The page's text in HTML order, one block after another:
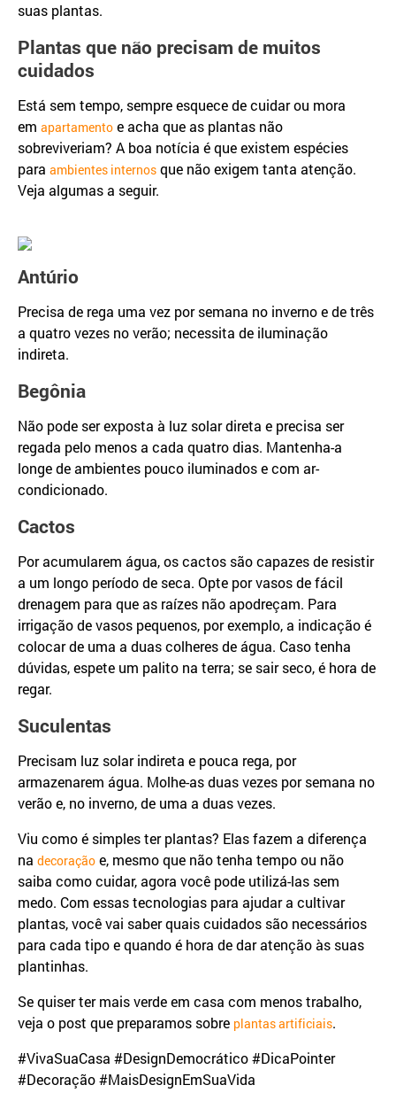
suas plantas.
Plantas que não precisam de muitos
cuidados
Está sem tempo, sempre esquece de cuidar ou mora
em apartamento e acha que as plantas não
sobreviveriam? A boa notícia é que existem espécies
para ambientes internos que não exigem tanta atenção.
Veja algumas a seguir.
Antúrio
Precisa de rega uma vez por semana no inverno e de três
a quatro vezes no verão; necessita de iluminação
indireta.
Begônia
Não pode ser exposta à luz solar direta e precisa ser
regada pelo menos a cada quatro dias. Mantenha-a
longe de ambientes pouco iluminados e com ar-
condicionado.
Cactos
Por acumularem água, os cactos são capazes de resistir
a um longo período de seca. Opte por vasos de fácil
drenagem para que as raízes não apodreçam. Para
irrigação de vasos pequenos, por exemplo, a indicação é
colocar de uma a duas colheres de água. Caso tenha
dúvidas, espete um palito na terra; se sair seco, é hora de
regar.
Suculentas
Precisam luz solar indireta e pouca rega, por
armazenarem água. Molhe-as duas vezes por semana no
verão e, no inverno, de uma a duas vezes.
Viu como é simples ter plantas? Elas fazem a diferença
na decoração e, mesmo que não tenha tempo ou não
saiba como cuidar, agora você pode utilizá-las sem
medo. Com essas tecnologias para ajudar a cultivar
plantas, você vai saber quais cuidados são necessários
para cada tipo e quando é hora de dar atenção às suas
plantinhas.
Se quiser ter mais verde em casa com menos trabalho,
veja o post que preparamos sobre plantas artificiais.
#VivaSuaCasa #DesignDemocrático #DicaPointer
#Decoração #MaisDesignEmSuaVida